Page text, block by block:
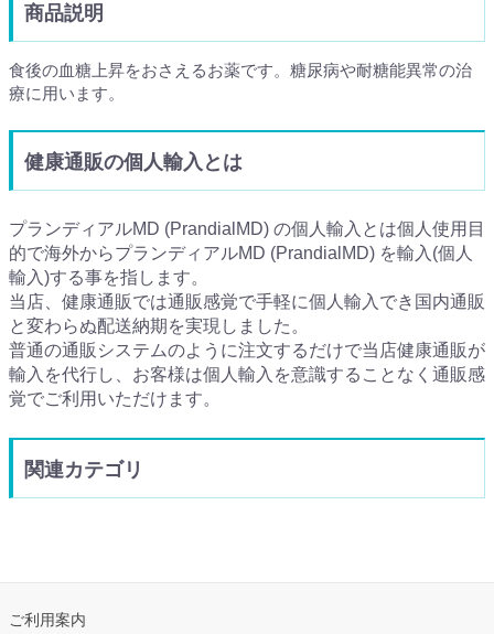
商品説明
食後の血糖上昇をおさえるお薬です。糖尿病や耐糖能異常の治
療に用います。
健康通販の個人輸入とは
プランディアルMD (PrandialMD) の個人輸入とは個人使用目
的で海外からプランディアルMD (PrandialMD) を輸入(個人
輸入)する事を指します。
当店、健康通販では通販感覚で手軽に個人輸入でき国内通販
と変わらぬ配送納期を実現しました。
普通の通販システムのように注文するだけで当店健康通販が
輸入を代行し、お客様は個人輸入を意識することなく通販感
覚でご利用いただけます。
関連カテゴリ
ご利用案内